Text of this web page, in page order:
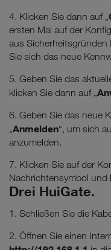
4. Klicken Sie dann auf „
ersten Mal auf der
aus
Sie sich das neue
5. Geben Sie das
klicken Sie dann auf „
6. Geben Sie das neue
„Anmelden“, um sich
anzumelden.
7. Klicken Sie auf der
Nachrichtensymbol und
Drei HuiGate.
1. Schließen Sie die
2. Öffnen Sie einen